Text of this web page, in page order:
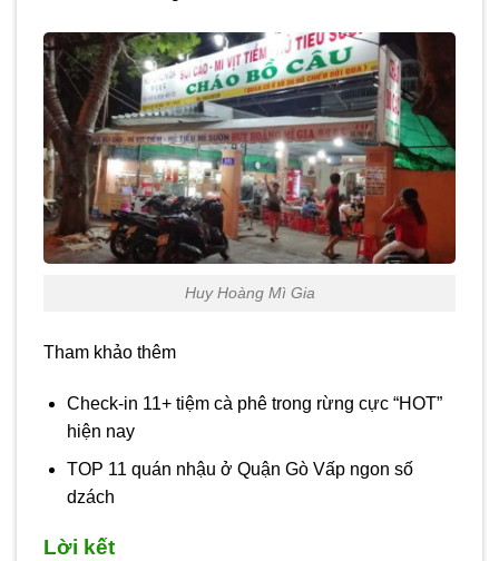
Huy Hoàng Mì Gia
Tham khảo thêm
Check-in 11+ tiệm cà phê trong rừng cực “HOT”
hiện nay
TOP 11 quán nhậu ở Quận Gò Vấp ngon số
dzách
Lời kết